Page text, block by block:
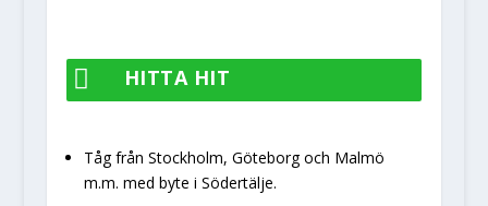
 HITTA HIT
Tåg från Stockholm, Göteborg och Malmö
m.m. med byte i Södertälje.